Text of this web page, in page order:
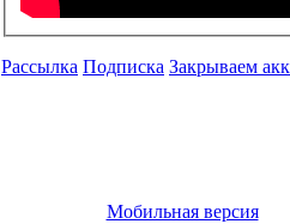
Рассылка Подписка Закрываем
Мобильная версия